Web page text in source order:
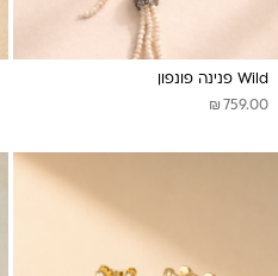
Wild פנינה פונפון
₪ 759.00